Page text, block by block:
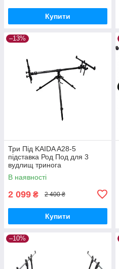
Купити
–13%
Три Під KAIDA A28-5
підставка Род Под для 3
вудлищ тринога
В наявності
2 099 ₴ 2 400 ₴
Купити
–10%